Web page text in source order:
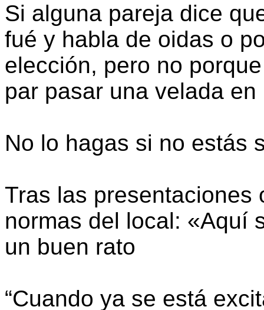
Si alguna pareja dice
fué y habla de oidas o
elección, pero no
par pasar una velada
No lo hagas si no estás
Tras las presentaciones
normas del local: «Aquí
un buen rato
“Cuando ya se está